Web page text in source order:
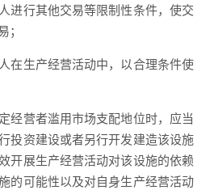
进行其他交易等限制性条件，使交
生产经营活动中，以合理条件使
营者滥用市场支配地位时，应当
投资建设或者另行开发建造该设施
开展生产经营活动对该设施的依赖
的可能性以及对自身生产经营活动